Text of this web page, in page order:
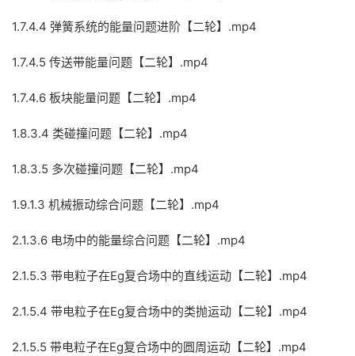
1.7.4.4 弹簧系统的能量问题进阶【二轮】.mp4
1.7.4.5 传送带能量问题【二轮】.mp4
1.7.4.6 板块能量问题【二轮】.mp4
1.8.3.4 类碰撞问题【二轮】.mp4
1.8.3.5 多次碰撞问题【二轮】.mp4
1.9.1.3 机械振动综合问题【二轮】.mp4
2.1.3.6 电场中的能量综合问题【二轮】.mp4
2.1.5.3 带电粒子在Eg复合场中的直线运动【二轮】.mp4
2.1.5.4 带电粒子在Eg复合场中的类抛运动【二轮】.mp4
2.1.5.5 带电粒子在Eg复合场中的圆周运动【二轮】.mp4